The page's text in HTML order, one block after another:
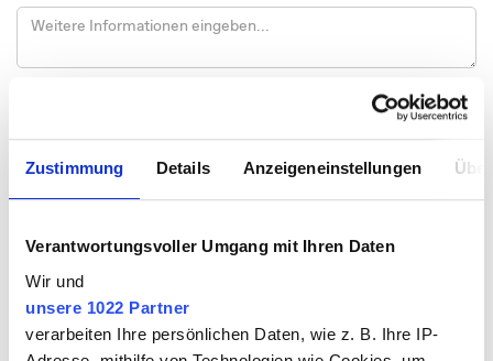
Zustimmung Details Anzeigeneinstellungen
Verantwortungsvoller Umgang mit Ihren Daten
Wir und
unsere 1022 Partner
verarbeiten Ihre persönlichen Daten, wie z. B. Ihre IP-
Die Beantwortung Ihrer Anfrage erfordert die Verarbeitung Ihrer
personenbezogenen Daten. Weitere Informationen hierzu finden
Sie in unsererDatenschutzerklärung.